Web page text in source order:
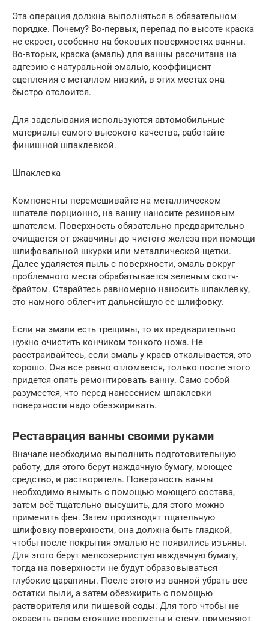
Эта операция должна выполняться в обязательном
порядке. Почему? Во-первых, перепад по высоте краска
не скроет, особенно на боковых поверхностях ванны.
Во-вторых, краска (эмаль) для ванны рассчитана на
адгезию с натуральной эмалью, коэффициент
сцепления с металлом низкий, в этих местах она
быстро отслоится.
Для заделывания используются автомобильные
материалы самого высокого качества, работайте
финишной шпаклевкой.
Шпаклевка
Компоненты перемешивайте на металлическом
шпателе порционно, на ванну наносите резиновым
шпателем. Поверхность обязательно предварительно
очищается от ржавчины до чистого железа при помощи
шлифовальной шкурки или металлической щетки.
Далее удаляется пыль с поверхности, эмаль вокруг
проблемного места обрабатывается зеленым скотч-
брайтом. Старайтесь равномерно наносить шпаклевку,
это намного облегчит дальнейшую ее шлифовку.
Если на эмали есть трещины, то их предварительно
нужно очистить кончиком тонкого ножа. Не
расстраивайтесь, если эмаль у краев откалывается, это
хорошо. Она все равно отломается, только после этого
придется опять ремонтировать ванну. Само собой
разумеется, что перед нанесением шпаклевки
поверхности надо обезжиривать.
Реставрация ванны своими руками
Вначале необходимо выполнить подготовительную
работу, для этого берут наждачную бумагу, моющее
средство, и растворитель. Поверхность ванны
необходимо вымыть с помощью моющего состава,
затем всё тщательно высушить, для этого можно
применить фен. Затем производят тщательную
шлифовку поверхности, она должна быть гладкой,
чтобы после покрытия эмалью не появились изъяны.
Для этого берут мелкозернистую наждачную бумагу,
тогда на поверхности не будут образовываться
глубокие царапины. После этого из ванной убрать все
остатки пыли, а затем обезжирить с помощью
растворителя или пищевой соды. Для того чтобы не
окрасить рядом стоящие предметы и стену, применяют